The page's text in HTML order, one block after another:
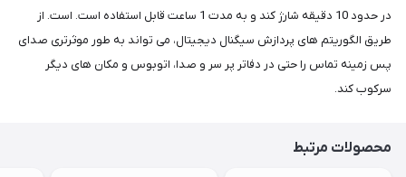
در حدود 10 دقیقه شارژ کند و به مدت 1 ساعت قابل استفاده است.​​​​ است. از
طریق الگوریتم های پردازش سیگنال دیجیتال، می تواند به طور موثرتری صدای
پس زمینه تماس را حتی در دفاتر پر سر و صدا، اتوبوس و مکان های دیگر
سرکوب کند.
محصولات مرتبط